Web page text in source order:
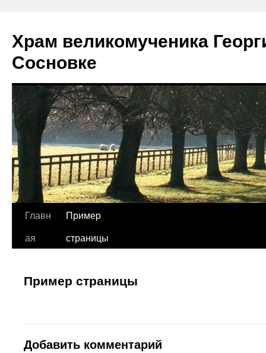
Храм великомученика
Сосновке
Перейти
Главн
ая
Пример
страницы
Пример страницы
Добавить комментарий